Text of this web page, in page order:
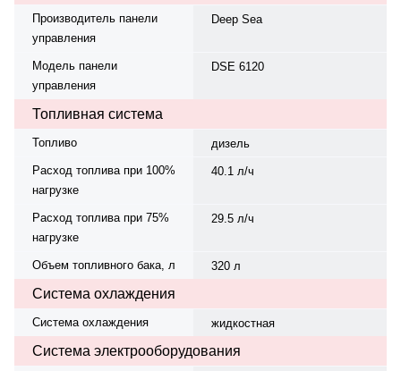
Производитель панели
управления
Deep Sea
Модель панели
управления
DSE 6120
Топливная система
Топливо
дизель
Расход топлива при 100%
нагрузке
40.1 л/ч
Расход топлива при 75%
нагрузке
29.5 л/ч
Объем топливного бака, л 320 л
Система охлаждения
Система охлаждения жидкостная
Система электрооборудования